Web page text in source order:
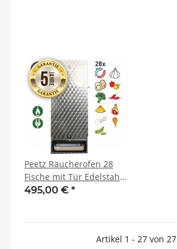
Peetz Räucherofen 28
Fische mit Tür Edelstahl
rostfrei kreismarmoriert
495,00 € *
Artikel 1 - 27 von 27